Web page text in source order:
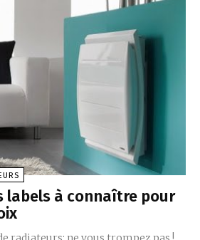
labels à connaître pour